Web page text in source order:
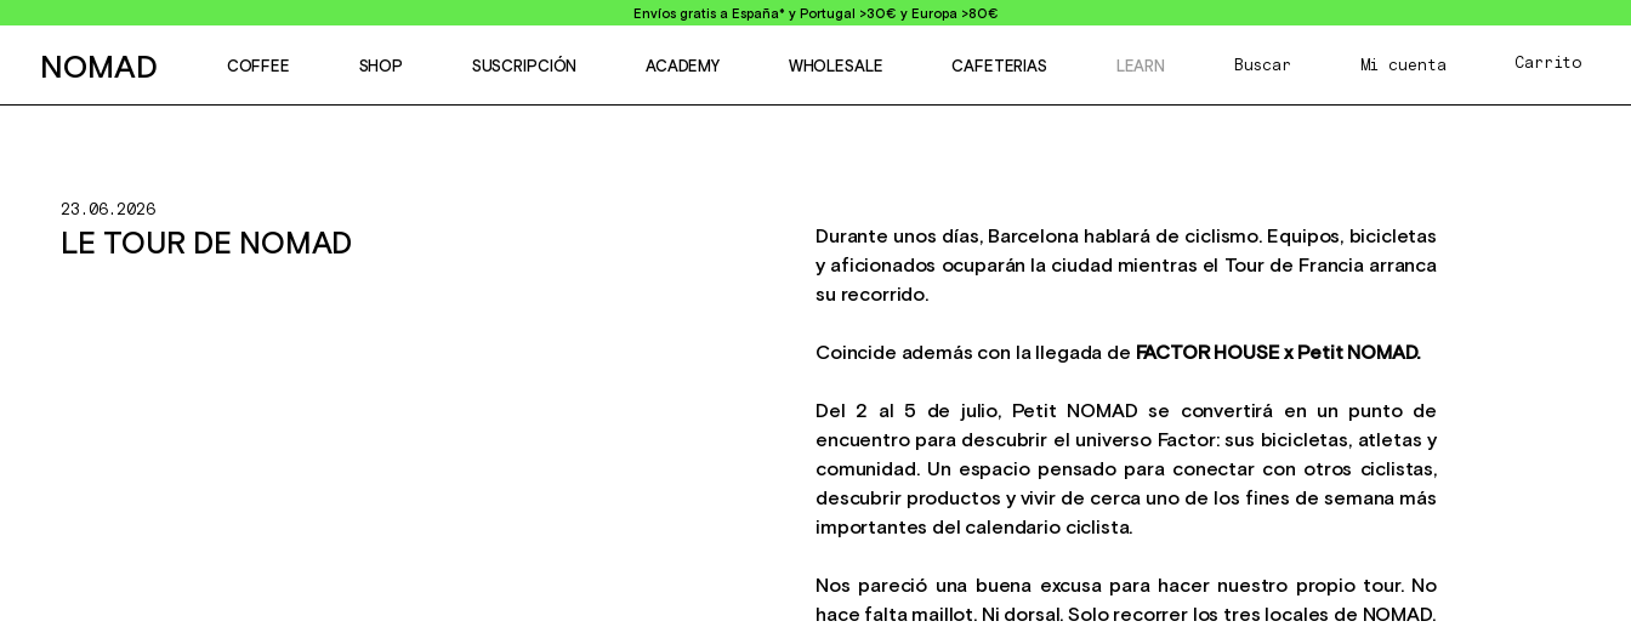
Envíos gratis a España* y Portugal >30€ y Europa >80€
NOMAD COFFEE SHOP SUSCRIPCIÓN ACADEMY WHOLESALE CAFETERIAS LEARN Buscar Mi cuenta Carrito
23.06.2026
LE TOUR DE NOMAD
Durante unos días, Barcelona hablará de ciclismo. Equipos, bicicletas
y aficionados ocuparán la ciudad mientras el Tour de Francia arranca
su recorrido.
Coincide además con la llegada de FACTOR HOUSE x Petit NOMAD.
Del 2 al 5 de julio, Petit NOMAD se convertirá en un punto de
encuentro para descubrir el universo Factor: sus bicicletas, atletas y
comunidad. Un espacio pensado para conectar con otros ciclistas,
descubrir productos y vivir de cerca uno de los fines de semana más
importantes del calendario ciclista.
Nos pareció una buena excusa para hacer nuestro propio tour. No
hace falta maillot. Ni dorsal. Solo recorrer los tres locales de NOMAD.